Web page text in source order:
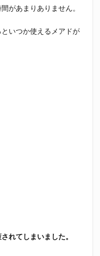
があまりありません。
いつか使えるメアドが
れてしまいました。